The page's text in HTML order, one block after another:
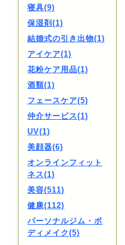
寝具(9)
保湿剤(1)
結婚式の引き出物(1)
アイケア(1)
花粉ケア用品(1)
酒類(1)
フェースケア(5)
仲介サービス(1)
UV(1)
美顔器(6)
オンラインフィット
ネス(1)
美容(511)
健康(112)
パーソナルジム・ボ
ディメイク(5)